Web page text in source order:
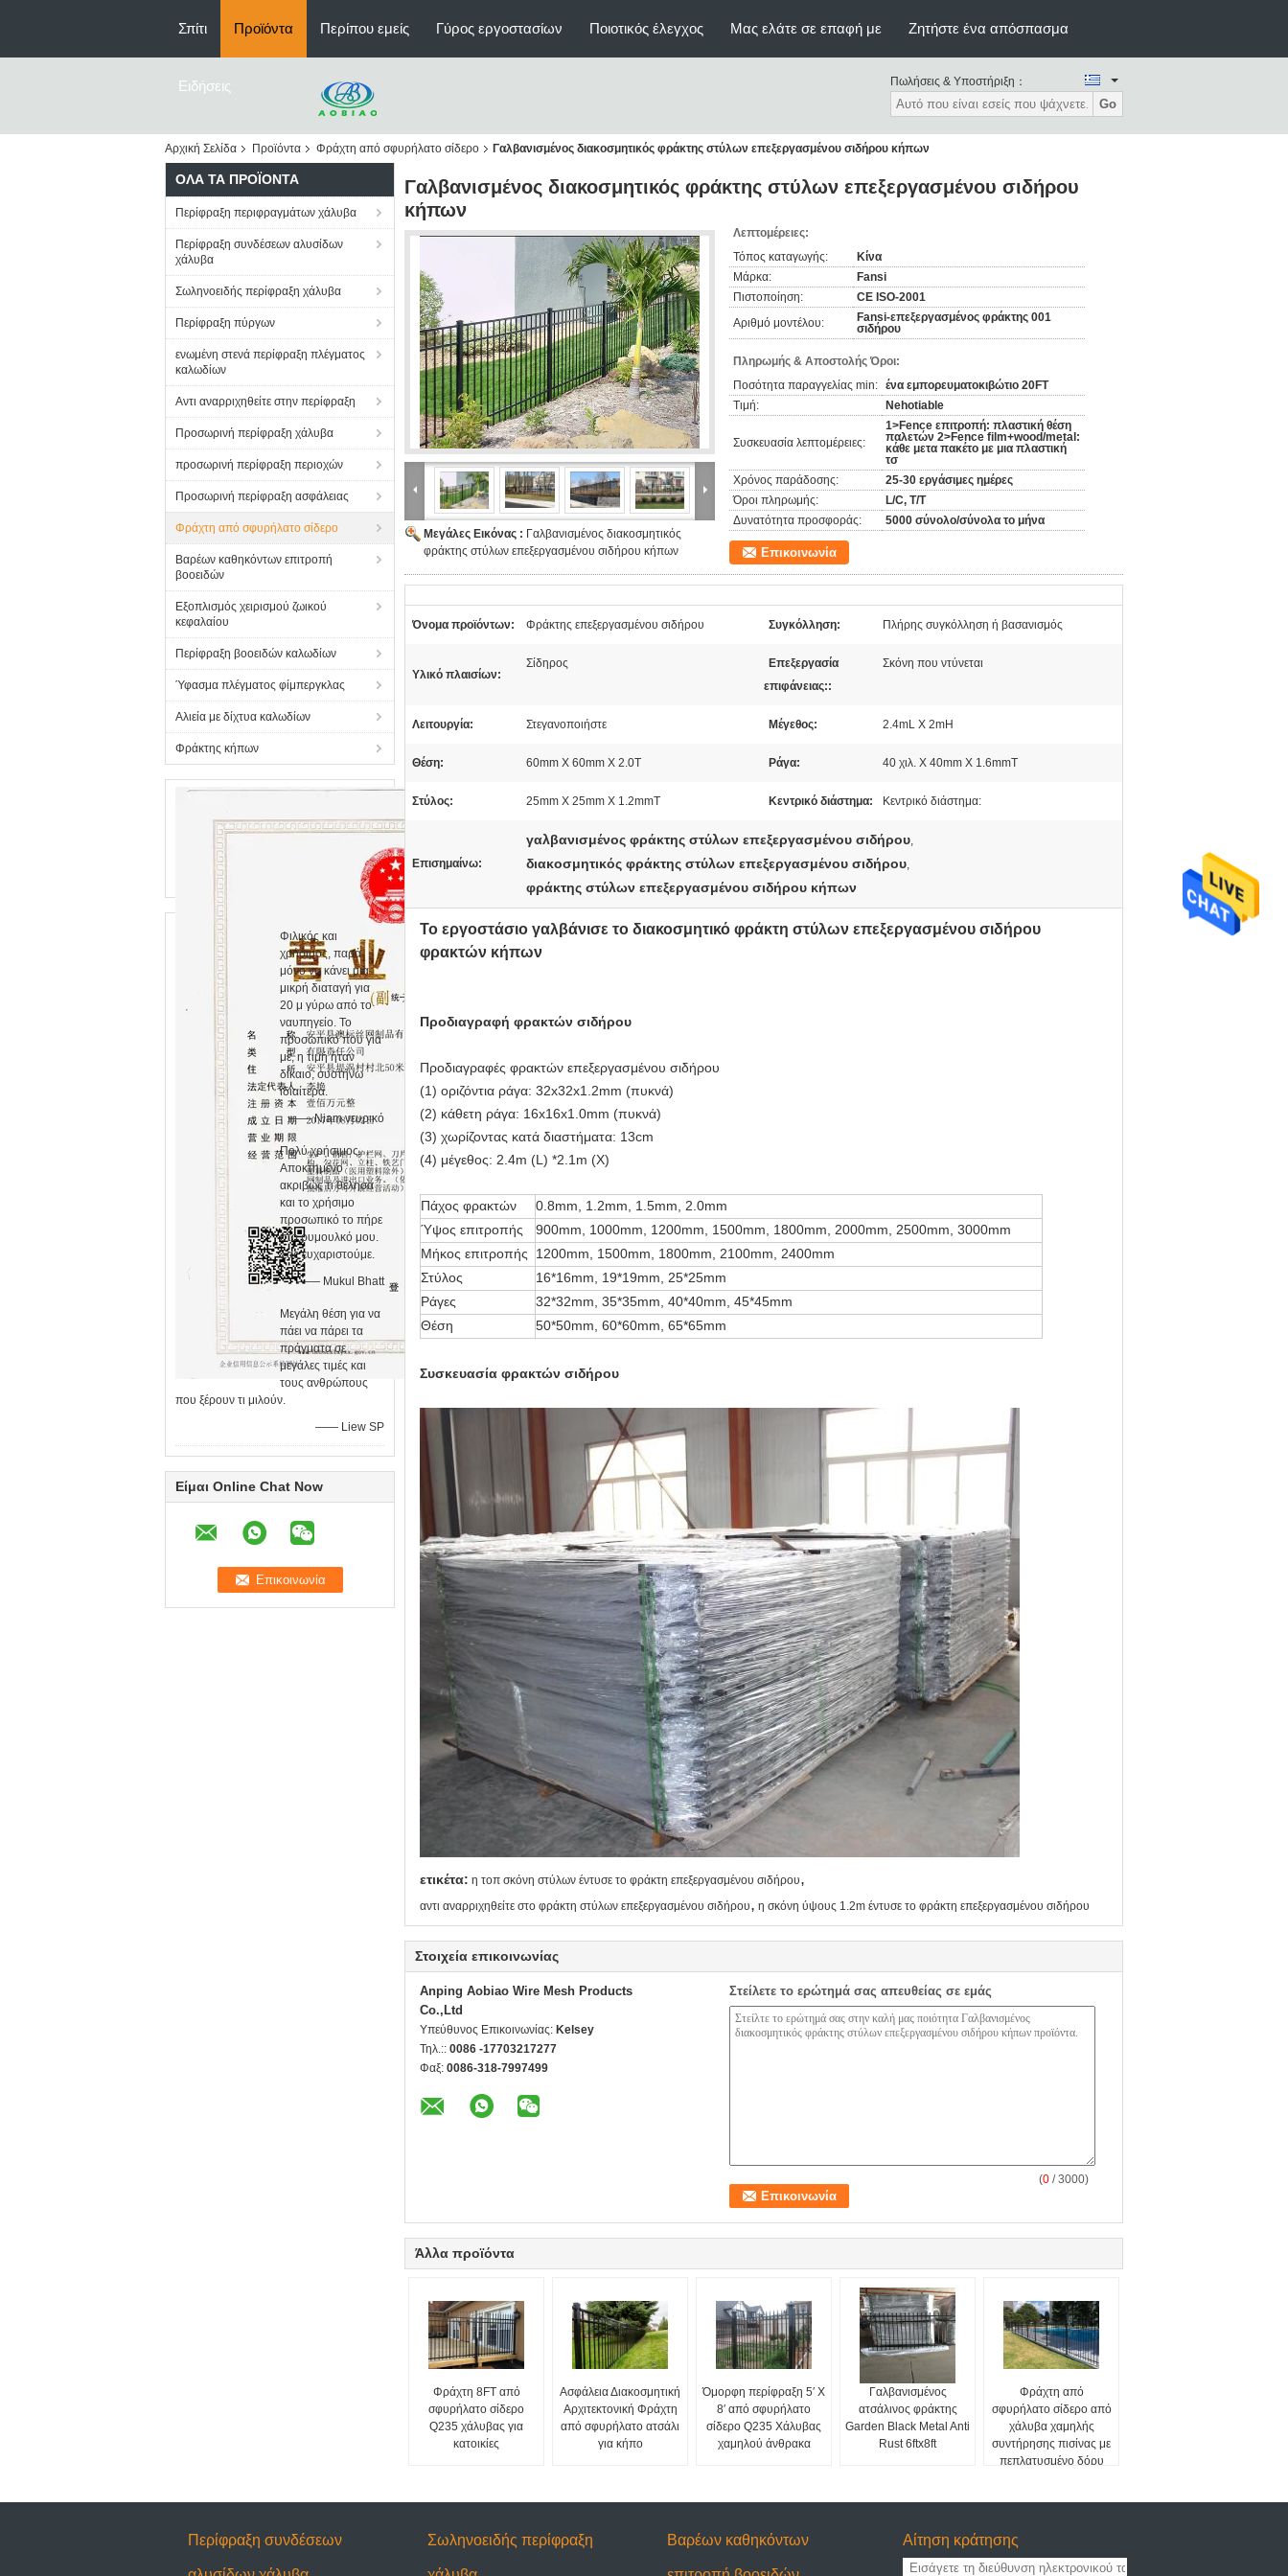
Σπίτι Προϊόντα Περίπου εμείς Γύρος εργοστασίων Ποιοτικός έλεγχος Μας ελάτε σε επαφή με Ζητήστε ένα απόσπασμα
Ειδήσεις Πωλήσεις & Υποστήριξη：
Go
Αρχική Σελίδα Προϊόντα Φράχτη από σφυρήλατο σίδερο Γαλβανισμένος διακοσμητικός φράκτης στύλων επεξεργασμένου σιδήρου κήπων
ΌΛΑ ΤΑ ΠΡΟΪΌΝΤΑ
Περίφραξη περιφραγμάτων χάλυβα
Περίφραξη συνδέσεων αλυσίδων
χάλυβα
Σωληνοειδής περίφραξη χάλυβα
Περίφραξη πύργων
ενωμένη στενά περίφραξη πλέγματος
καλωδίων
Αντι αναρριχηθείτε στην περίφραξη
Προσωρινή περίφραξη χάλυβα
προσωρινή περίφραξη περιοχών
Προσωρινή περίφραξη ασφάλειας
Φράχτη από σφυρήλατο σίδερο
Βαρέων καθηκόντων επιτροπή
βοοειδών
Εξοπλισμός χειρισμού ζωικού
κεφαλαίου
Περίφραξη βοοειδών καλωδίων
Ύφασμα πλέγματος φίμπεργκλας
Αλιεία με δίχτυα καλωδίων
Φράκτης κήπων
Φιλικός και
χρήσιμος, παρά
μόνο να κάνει μια
μικρή διαταγή για
20 μ γύρω από το
ναυπηγείο. Το
προσωπικό που για
με, η τιμή ήταν
δίκαιο, συστήνω
ιδιαίτερα.
—— Niam νευρικό
Πολύ χρήσιμος.
Αποκτημένο
ακριβώς τι θέλησα
και το χρήσιμο
προσωπικό το πήρε
στο ρυμουλκό μου.
Σας ευχαριστούμε.
—— Mukul Bhatt
Μεγάλη θέση για να
πάει να πάρει τα
πράγματα σε
μεγάλες τιμές και
τους ανθρώπους
που ξέρουν τι μιλούν.
—— Liew SP
Είμαι Online Chat Now
Γαλβανισμένος διακοσμητικός φράκτης στύλων επεξεργασμένου σιδήρου
κήπων
Μεγάλες Εικόνας : Γαλβανισμένος διακοσμητικός
φράκτης στύλων επεξεργασμένου σιδήρου κήπων
Λεπτομέρειες:
Τόπος καταγωγής:
Κίνα
Μάρκα:
Fansi
Πιστοποίηση:
CE ISO-2001
Αριθμό μοντέλου:
Fansi-επεξεργασμένος φράκτης 001
σιδήρου
Πληρωμής & Αποστολής Όροι:
Ποσότητα παραγγελίας min: ένα εμπορευματοκιβώτιο 20FT
Τιμή:
Nehotiable
Συσκευασία λεπτομέρειες:
1>Fence επιτροπή: πλαστική θέση
παλετών 2>Fence film+wood/metal:
κάθε μετα πακέτο με μια πλαστική
τσ
Χρόνος παράδοσης:
25-30 εργάσιμες ημέρες
Όροι πληρωμής:
L/C, T/T
Δυνατότητα προσφοράς:
5000 σύνολο/σύνολα το μήνα
Επικοινωνία
Όνομα προϊόντων: Φράκτης επεξεργασμένου σιδήρου Συγκόλληση: Πλήρης συγκόλληση ή βασανισμός
Υλικό πλαισίων:
Σίδηρος
Επεξεργασία
επιφάνειας::
Σκόνη που ντύνεται
Λειτουργία: Στεγανοποιήστε Μέγεθος: 2.4mL Χ 2mH
Θέση: 60mm X 60mm Χ 2.0T Ράγα: 40 χιλ. Χ 40mm Χ 1.6mmT
Στύλος: 25mm X 25mm Χ 1.2mmT Κεντρικό διάστημα: Κεντρικό διάστημα:
Επισημαίνω:
γαλβανισμένος φράκτης στύλων επεξεργασμένου σιδήρου,
διακοσμητικός φράκτης στύλων επεξεργασμένου σιδήρου,
φράκτης στύλων επεξεργασμένου σιδήρου κήπων
Το εργοστάσιο γαλβάνισε το διακοσμητικό φράκτη στύλων επεξεργασμένου σιδήρου
φρακτών κήπων
Προδιαγραφή φρακτών σιδήρου
Προδιαγραφές φρακτών επεξεργασμένου σιδήρου
(1) οριζόντια ράγα: 32x32x1.2mm (πυκνά)
(2) κάθετη ράγα: 16x16x1.0mm (πυκνά)
(3) χωρίζοντας κατά διαστήματα: 13cm
(4) μέγεθος: 2.4m (L) *2.1m (Χ)
Πάχος φρακτών
0.8mm, 1.2mm, 1.5mm, 2.0mm
Ύψος επιτροπής
900mm, 1000mm, 1200mm, 1500mm, 1800mm, 2000mm, 2500mm, 3000mm
Μήκος επιτροπής
1200mm, 1500mm, 1800mm, 2100mm, 2400mm
Στύλος
16*16mm, 19*19mm, 25*25mm
Ράγες
32*32mm, 35*35mm, 40*40mm, 45*45mm
Θέση
50*50mm, 60*60mm, 65*65mm
Συσκευασία φρακτών σιδήρου
ετικέτα: η τοπ σκόνη στύλων έντυσε το φράκτη επεξεργασμένου σιδήρου,
αντι αναρριχηθείτε στο φράκτη στύλων επεξεργασμένου σιδήρου, η σκόνη ύψους 1.2m έντυσε το φράκτη επεξεργασμένου σιδήρου
Στοιχεία επικοινωνίας
Anping Aobiao Wire Mesh Products
Co.,Ltd
Υπεύθυνος Επικοινωνίας: Kelsey
Τηλ.:: 0086 -17703217277
Φαξ: 0086-318-7997499
Στείλετε το ερώτημά σας απευθείας σε εμάς
(0 / 3000)
Άλλα προϊόντα
Φράχτη 8FT από
σφυρήλατο σίδερο
Q235 χάλυβας για
κατοικίες
Ασφάλεια Διακοσμητική
Αρχιτεκτονική Φράχτη
από σφυρήλατο ατσάλι
για κήπο
Όμορφη περίφραξη 5′ X
8′ από σφυρήλατο
σίδερο Q235 Χάλυβας
χαμηλού άνθρακα
Γαλβανισμένος
ατσάλινος φράκτης
Garden Black Metal Anti
Rust 6ftx8ft
Φράχτη από
σφυρήλατο σίδερο από
χάλυβα χαμηλής
συντήρησης πισίνας με
πεπλατυσμένο δόρυ
Περίφραξη συνδέσεων Σωληνοειδής περίφραξη Βαρέων καθηκόντων Αίτηση κράτησης